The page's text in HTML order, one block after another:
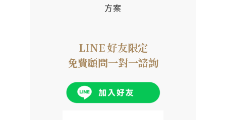
方案
LINE 好友限定
免費顧問一對一諮詢